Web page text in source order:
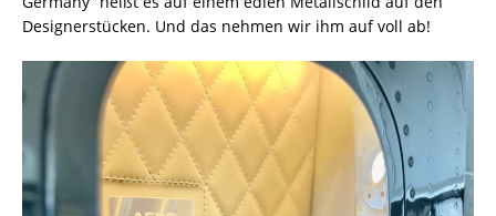
Designerstücken. Und das nehmen wir ihm auf voll ab!